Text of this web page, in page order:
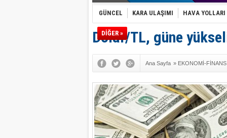
GÜNCEL KARA ULAŞIMI HAVA YOLLARI
DİĞER »
Dolar/TL, güne
Ana Sayfa » EKONOMİ-FİNANS